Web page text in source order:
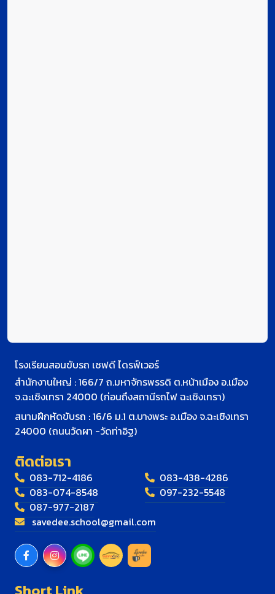
โรงเรียนสอนขับรถ เซฟดี ไดรฟ์เวอร์
สำนักงานใหญ่ : 166/7 ถ.มหาจักรพรรดิ ต.หน้าเมือง อ.เมือง
จ.ฉะเชิงเทรา 24000 (ก่อนถึงสถานีรถไฟ ฉะเชิงเทรา)
สนามฝึกหัดขับรถ : 16/6 ม.1 ต.บางพระ อ.เมือง จ.ฉะเชิงเทรา
24000 (ถนนวัดผา -วัดท่าอิฐ)
ติดต่อเรา
083-712-4186
083-438-4286
083-074-8548
097-232-5548
087-977-2187
savedee.school@gmail.com